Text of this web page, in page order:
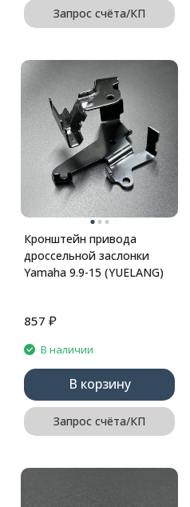
Запрос счёта/КП
Кронштейн привода
дроссельной заслонки
Yamaha 9.9-15 (YUELANG)
857 ₽
В наличии
В корзину
Запрос счёта/КП